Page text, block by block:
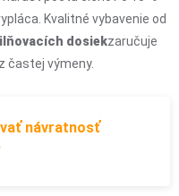
Kvalitné vybavenie od
dosiekzaručuje
častej výmeny.
návratnosť